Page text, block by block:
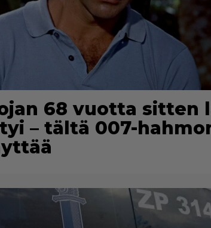
68 vuotta sitten
– tältä 007-